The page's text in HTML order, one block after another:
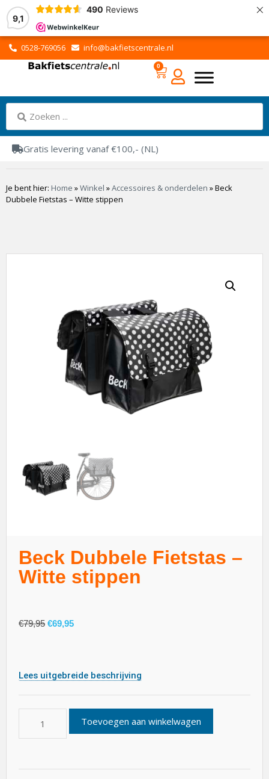
9,1
490 Reviews ×
0528-769056 info@bakfietscentrale.nl
0
Gratis levering vanaf €100,- (NL)
Je bent hier: Home »Winkel »Accessoires & onderdelen »Beck
Dubbele Fietstas – Witte stippen
Beck Dubbele Fietstas –
Witte stippen
€79,95 €69,95
Lees uitgebreide beschrijving
Toevoegen aan winkelwagen